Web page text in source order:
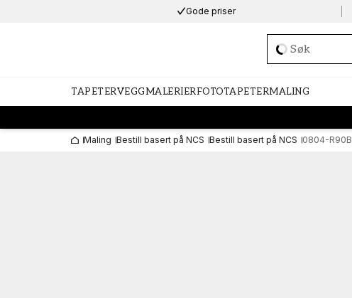
Gode priser
Loading…
TAPETERVEGGMALERIERFOTOTAPETERMALING
Maling Bestill basert på NCS Bestill basert på NCS 0804-R90B